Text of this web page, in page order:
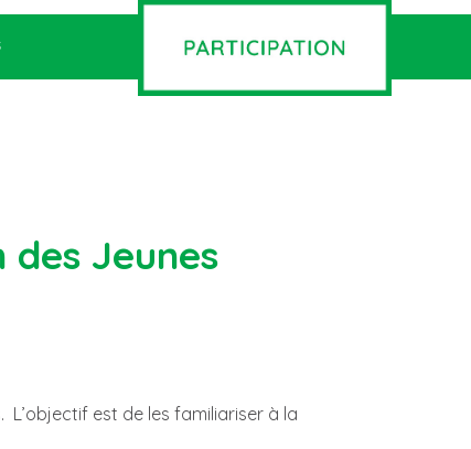
des Jeunes
est de les familiariser à la